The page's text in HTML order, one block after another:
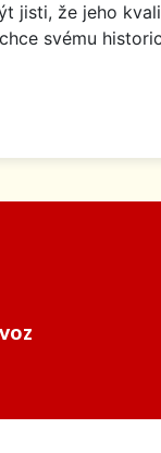
jisti, že jeho
svému